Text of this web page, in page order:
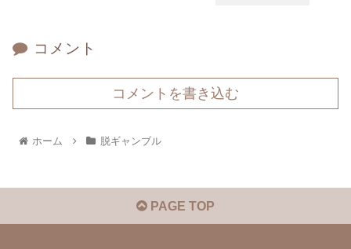
コメント
コメントを書き込む
ホーム 脱ギャンブル
PAGE TOP